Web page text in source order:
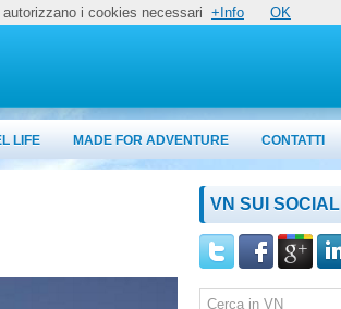
LIFE MADE FOR ADVENTURE CONTATTI
VN SUI SOCIAL
i cookies necessari +Info OK